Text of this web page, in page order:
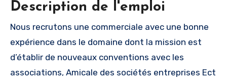
Description de l'emploi
Nous recrutons une commerciale avec une bonne
expérience dans le domaine dont la mission est
d’établir de nouveaux conventions avec les
associations, Amicale des sociétés entreprises Ect